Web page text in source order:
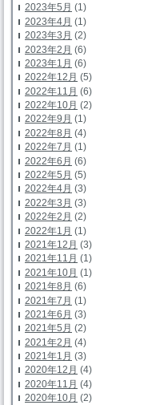
2023年5月 (1)
2023年4月 (1)
2023年3月 (2)
2023年2月 (6)
2023年1月 (6)
2022年12月 (5)
2022年11月 (6)
2022年10月 (2)
2022年9月 (1)
2022年8月 (4)
2022年7月 (1)
2022年6月 (6)
2022年5月 (5)
2022年4月 (3)
2022年3月 (3)
2022年2月 (2)
2022年1月 (1)
2021年12月 (3)
2021年11月 (1)
2021年10月 (1)
2021年8月 (6)
2021年7月 (1)
2021年6月 (3)
2021年5月 (2)
2021年2月 (4)
2021年1月 (3)
2020年12月 (4)
2020年11月 (4)
2020年10月 (2)